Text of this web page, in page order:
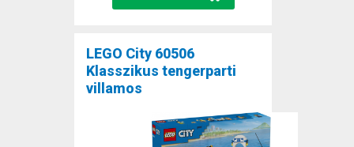
LEGO City 60506
Klasszikus tengerparti
villamos